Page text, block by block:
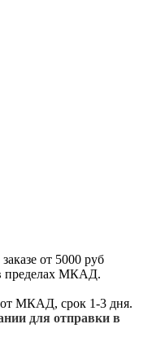
от 5000 руб
пределах МКАД.
МКАД, срок 1-3 дня.
для отправки в